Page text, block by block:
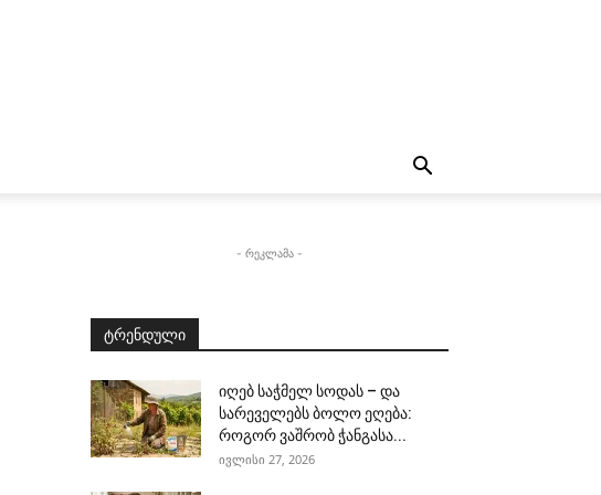
- რეკლამა -
ტრენდული
იღებ საჭმელ სოდას – და
სარეველებს ბოლო ეღება:
როგორ ვაშრობ ჭანგასა...
ივლისი 27, 2026